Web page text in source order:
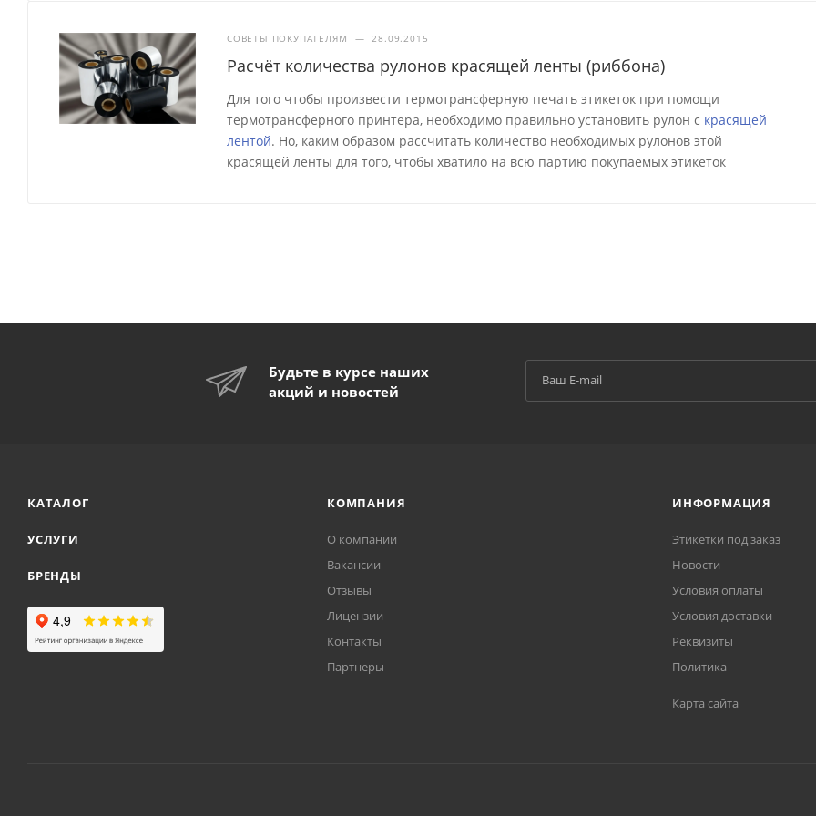
СОВЕТЫ ПОКУПАТЕЛЯМ — 28.09.2015
Расчёт количества рулонов красящей ленты (риббона)
Для того чтобы произвести термотрансферную печать этикеток при помощи
термотрансферного принтера, необходимо правильно установить рулон с красящей
лентой. Но, каким образом рассчитать количество необходимых рулонов этой
красящей ленты для того, чтобы хватило на всю партию покупаемых этикеток
Будьте в курсе наших
акций и новостей
КАТАЛОГ
УСЛУГИ
БРЕНДЫ
КОМПАНИЯ
О компании
Вакансии
Отзывы
Лицензии
Контакты
Партнеры
ИНФОРМАЦИЯ
Этикетки под заказ
Новости
Условия оплаты
Условия доставки
Реквизиты
Политика
Карта сайта